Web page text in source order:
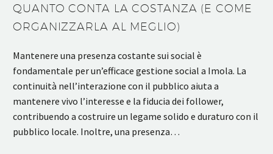
QUANTO CONTA LA COSTANZA (E COME
ORGANIZZARLA AL MEGLIO)
Mantenere una presenza costante sui social è
fondamentale per un’efficace gestione social a Imola. La
continuità nell’interazione con il pubblico aiuta a
mantenere vivo l’interesse e la fiducia dei follower,
contribuendo a costruire un legame solido e duraturo con il
pubblico locale. Inoltre, una presenza…